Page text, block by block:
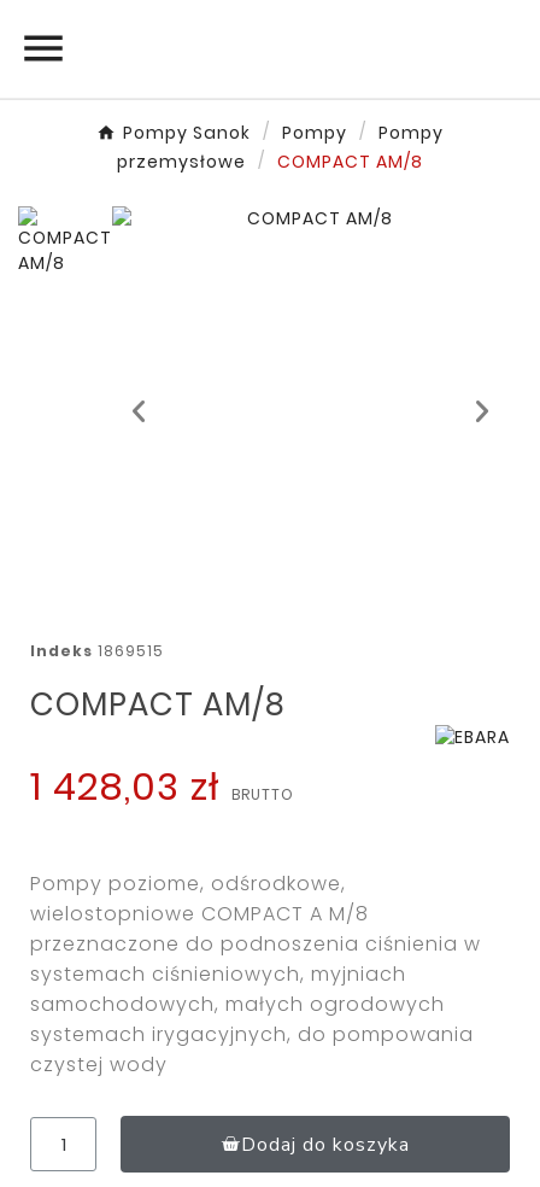

Pompy Sanok Pompy
Pompy
przemysłowe
COMPACT AM/8
Indeks 1869515
COMPACT AM/8
1 428,03 zł
Pompy poziome, odśrodkowe,
wielostopniowe COMPACT A M/8
przeznaczone do podnoszenia ciśnienia w
systemach ciśnieniowych, myjniach
samochodowych, małych ogrodowych
systemach irygacyjnych, do pompowania
czystej wody
Dodaj do koszyka